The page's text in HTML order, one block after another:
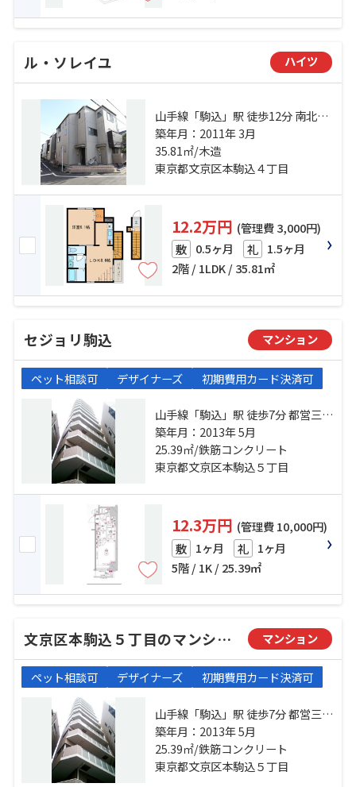
ル・ソレイユ ハイツ
山手線「駒込」駅 徒歩12分 南北線
「本駒込」駅 徒歩12分 千代田線
「千駄木」駅 徒歩12分
築年月：2011年 3月
35.81㎡/木造
東京都文京区本駒込４丁目
12.2万円 (管理費 3,000円)
敷 0.5ヶ月 礼 1.5ヶ月
2階 / 1LDK / 35.81㎡
セジョリ駒込 マンション
ペット相談可 デザイナーズ 初期費用カード決済可
山手線「駒込」駅 徒歩7分 都営三田
線「千石」駅 徒歩12分 南北線「本
駒込」駅 徒歩14分
築年月：2013年 5月
25.39㎡/鉄筋コンクリート
東京都文京区本駒込５丁目
12.3万円 (管理費 10,000円)
敷 1ヶ月 礼 1ヶ月
5階 / 1K / 25.39㎡
文京区本駒込５丁目のマンション マンション
ペット相談可 デザイナーズ 初期費用カード決済可
山手線「駒込」駅 徒歩7分 都営三田
線「千石」駅 徒歩12分 南北線「本
駒込」駅 徒歩14分
築年月：2013年 5月
25.39㎡/鉄筋コンクリート
東京都文京区本駒込５丁目